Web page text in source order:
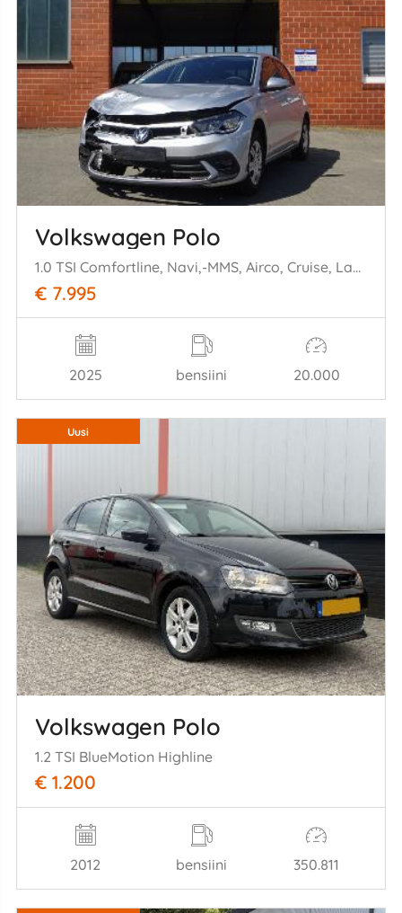
Volkswagen Polo
1.0 TSI Comfortline, Navi,-MMS, Airco, Cruise, Lane assist
€ 7.995
2025 bensiini 20.000
Uusi
Volkswagen Polo
1.2 TSI BlueMotion Highline
€ 1.200
2012 bensiini 350.811